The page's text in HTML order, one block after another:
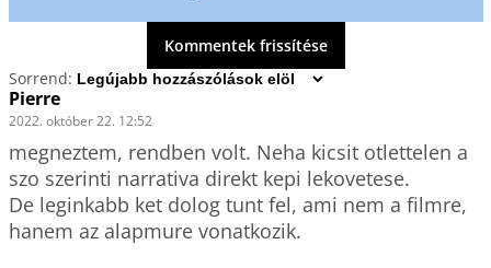
Kommentek frissítése
Sorrend:
Pierre
2022. október 22. 12:52
megneztem, rendben volt. Neha kicsit otlettelen a
szo szerinti narrativa direkt kepi lekovetese.
De leginkabb ket dolog tunt fel, ami nem a filmre,
hanem az alapmure vonatkozik.